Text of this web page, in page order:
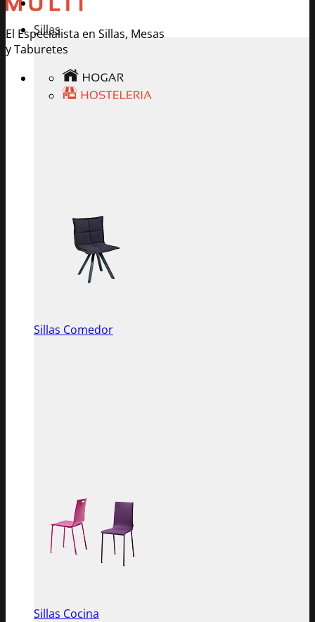
El Especialista en Sillas, Mesas
y Taburetes
Sillas
Sillas Comedor
Sillas Cocina